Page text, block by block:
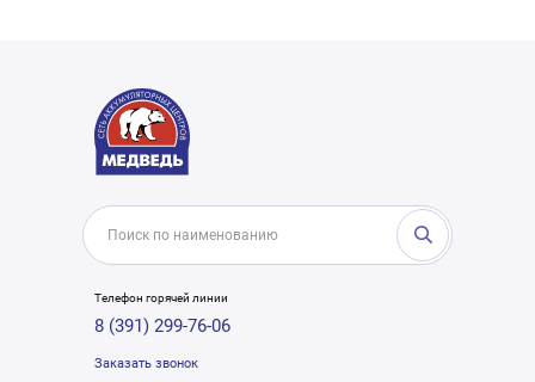
Телефон горячей линии
8 (391) 299-76-06
Заказать звонок